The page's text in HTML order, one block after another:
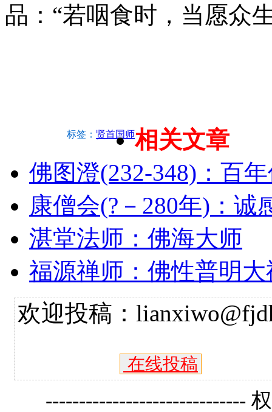
品：“若咽食时，当愿众
标签： 贤首国师相关文章
佛图澄(232-348)：百
康僧会(?－280年)：诚
湛堂法师：佛海大师
福源禅师：佛性普明大
欢迎投稿：
在线投稿
------------------------------